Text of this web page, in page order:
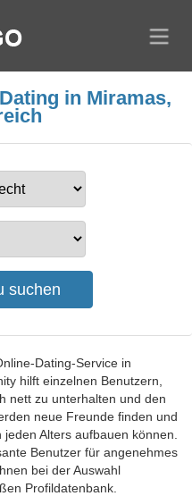
in Miramas,
Dating-Service in
hilft einzelnen Benutzern,
nett zu unterhalten und den
neue Freunde finden und
Alters aufbauen können.
Benutzer für angenehmes
bei der Auswahl
Profildatenbank.